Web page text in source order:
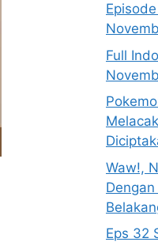
Full
Waw!,
Eps 32